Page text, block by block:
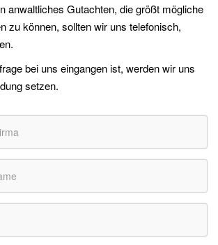
anwaltliches Gutachten, die größt mögliche
zu können, sollten wir uns telefonisch,
bei uns eingangen ist, werden wir uns
setzen.